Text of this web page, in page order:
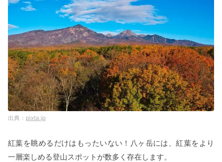
pixta.jp
紅葉を眺めるだけはもったいない！八ヶ岳には、紅葉をより
一層楽しめる登山スポットが数多く存在します。